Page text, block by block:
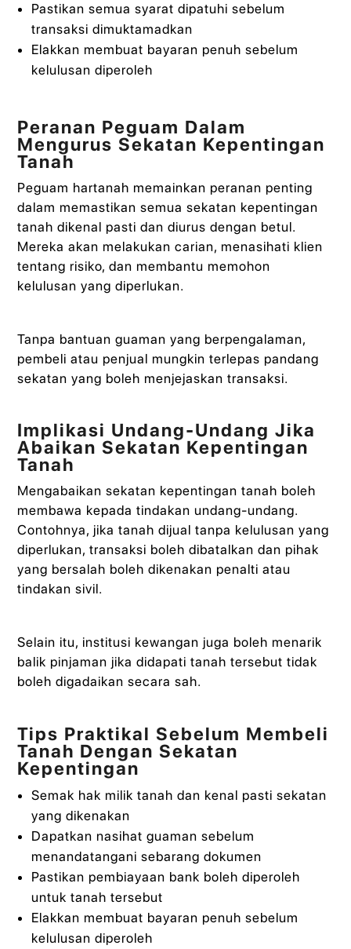
Pastikan semua syarat dipatuhi sebelum
transaksi dimuktamadkan
Elakkan membuat bayaran penuh sebelum
kelulusan diperoleh
Peranan Peguam Dalam
Mengurus Sekatan Kepentingan
Tanah
Peguam hartanah memainkan peranan penting
dalam memastikan semua sekatan kepentingan
tanah dikenal pasti dan diurus dengan betul.
Mereka akan melakukan carian, menasihati klien
tentang risiko, dan membantu memohon
kelulusan yang diperlukan.
Tanpa bantuan guaman yang berpengalaman,
pembeli atau penjual mungkin terlepas pandang
sekatan yang boleh menjejaskan transaksi.
Implikasi Undang-Undang Jika
Abaikan Sekatan Kepentingan
Tanah
Mengabaikan sekatan kepentingan tanah boleh
membawa kepada tindakan undang-undang.
Contohnya, jika tanah dijual tanpa kelulusan yang
diperlukan, transaksi boleh dibatalkan dan pihak
yang bersalah boleh dikenakan penalti atau
tindakan sivil.
Selain itu, institusi kewangan juga boleh menarik
balik pinjaman jika didapati tanah tersebut tidak
boleh digadaikan secara sah.
Tips Praktikal Sebelum Membeli
Tanah Dengan Sekatan
Kepentingan
Semak hak milik tanah dan kenal pasti sekatan
yang dikenakan
Dapatkan nasihat guaman sebelum
menandatangani sebarang dokumen
Pastikan pembiayaan bank boleh diperoleh
untuk tanah tersebut
Elakkan membuat bayaran penuh sebelum
kelulusan diperoleh